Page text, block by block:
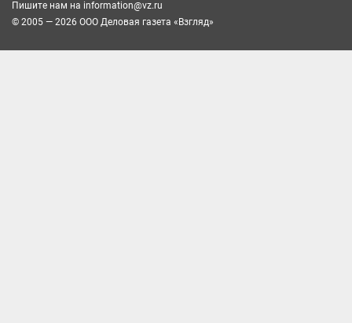
Пишите нам на information@vz.ru
© 2005 — 2026 ООО Деловая газета «Взгляд»